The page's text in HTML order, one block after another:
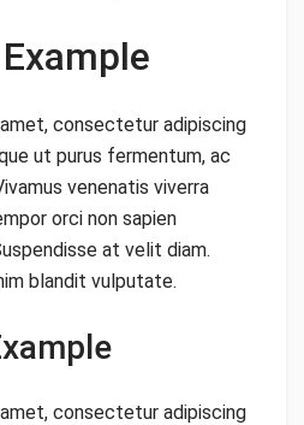
consectetur adipiscing
ut purus fermentum, ac
venenatis viverra
orci non sapien
at velit diam.
blandit vulputate.
consectetur adipiscing